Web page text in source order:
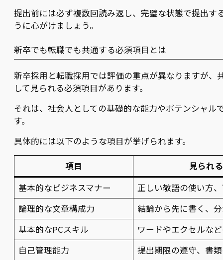
提出前には必ず複数回読み返し、完璧な状態で提出す
うに心がけましょう。
新卒でも転職でも共通する必須項目とは
新卒採用と転職採用では評価の重点が異なりますが、
して見られる必須項目があります。
それは、社会人としての基礎的な能力やポテンシャル
す。
具体的には以下のような項目が挙げられます。
項目
見られ
基本的なビジネスマナー
正しい敬語の使い方
論理的な文章構成力
結論から先に書く、
基本的なPCスキル
ワードやエクセルな
自己管理能力
提出期限の遵守、書